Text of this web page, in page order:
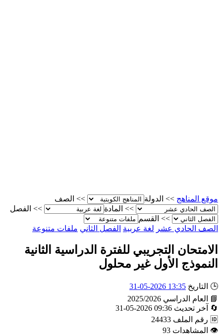
موقع المناهج >> الدولة >>
الصف
>>
المادة >>
الفصل
>>
القسم
الصف الحادي عشر لغة عربية الفصل الثاني ملفات متنوعة
الامتحان التجريبي للفترة الدراسية الثانية
النموذج الأول غير محلول
🕒 التاريخ 13:35 2026-05-31
📘
العام الدراسي 2025/2026
🔄
آخر تحديث 09:36 2026-05-31
🆔 رقم الملف 24433
👁
المشاهدات 93